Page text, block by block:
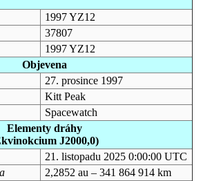
1997 YZ12
37807
1997 YZ12
Objevena
27. prosince 1997
Kitt Peak
Spacewatch
Elementy dráhy
J2000,0)
21. listopadu 2025 0:00:00 UTC
a
2,2852 au – 341 864 914 km